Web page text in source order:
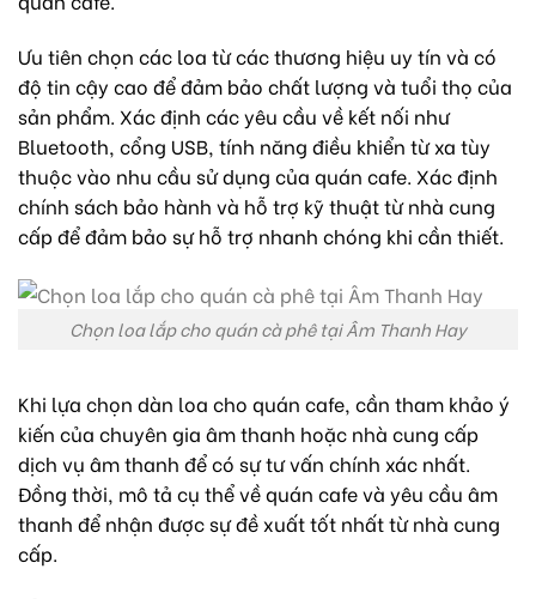
Ưu tiên chọn các loa từ các thương hiệu uy tín và có
độ tin cậy cao để đảm bảo chất lượng và tuổi thọ của
sản phẩm. Xác định các yêu cầu về kết nối như
Bluetooth, cổng USB, tính năng điều khiển từ xa tùy
thuộc vào nhu cầu sử dụng của quán cafe. Xác định
chính sách bảo hành và hỗ trợ kỹ thuật từ nhà cung
cấp để đảm bảo sự hỗ trợ nhanh chóng khi cần thiết.
Chọn loa lắp cho quán cà phê tại Âm Thanh Hay
Khi lựa chọn dàn loa cho quán cafe, cần tham khảo ý
kiến của chuyên gia âm thanh hoặc nhà cung cấp
dịch vụ âm thanh để có sự tư vấn chính xác nhất.
Đồng thời, mô tả cụ thể về quán cafe và yêu cầu âm
thanh để nhận được sự đề xuất tốt nhất từ nhà cung
cấp.